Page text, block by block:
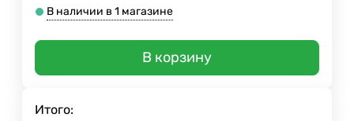
В наличии в 1 магазине
В корзину
Итого: